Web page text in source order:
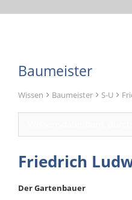
Baumeister
Wissen Baumeister S-U
Friedrich
Der Gartenbauer